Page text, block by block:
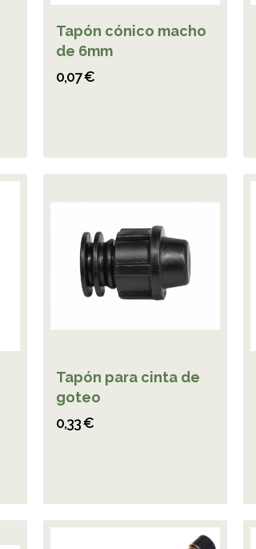
Tapón cónico macho
de 6mm
0,07 €
Tapón para cinta de
goteo
0,33 €